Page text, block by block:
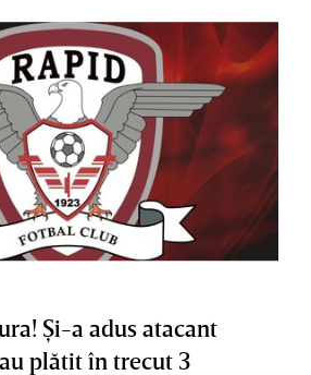
Şi-a adus atacant
plătit în trecut 3